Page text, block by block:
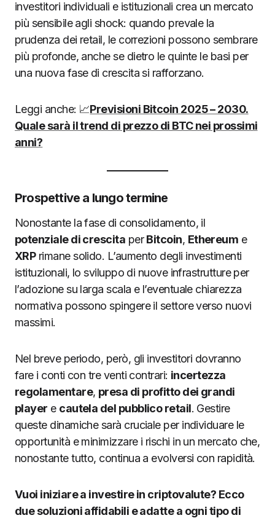
investitori individuali e istituzionali crea un mercato
più sensibile agli shock: quando prevale la
prudenza dei retail, le correzioni possono sembrare
più profonde, anche se dietro le quinte le basi per
una nuova fase di crescita si rafforzano.
Leggi anche: 📈Previsioni Bitcoin 2025 – 2030.
Quale sarà il trend di prezzo di BTC nei prossimi
anni?
Prospettive a lungo termine
Nonostante la fase di consolidamento, il
potenziale di crescita perBitcoin, Ethereum e
XRPrimane solido. L’aumento degli investimenti
istituzionali, lo sviluppo di nuove infrastrutture per
l’adozione su larga scala e l’eventuale chiarezza
normativa possono spingere il settore verso nuovi
massimi.
Nel breve periodo, però, gli investitori dovranno
fare i conti con tre venti contrari: incertezza
regolamentare, presa di profitto dei grandi
player e cautela del pubblico retail. Gestire
queste dinamiche sarà cruciale per individuare le
opportunità e minimizzare i rischi in un mercato che,
nonostante tutto, continua a evolversi con rapidità.
Vuoi iniziare a investire in criptovalute? Ecco
due soluzioni affidabili e adatte a ogni tipo di